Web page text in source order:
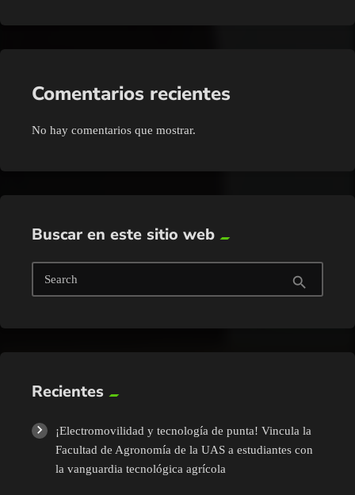
Comentarios recientes
No hay comentarios que mostrar.
Buscar en este sitio web
Search search
Recientes
¡Electromovilidad y tecnología de punta! Vincula la
Facultad de Agronomía de la UAS a estudiantes con
la vanguardia tecnológica agrícola